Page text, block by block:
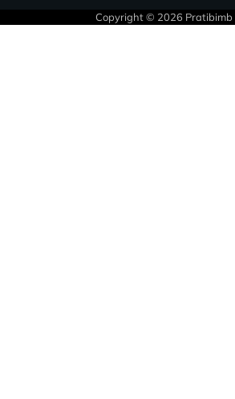
Copyright © 2026 Pratibimb